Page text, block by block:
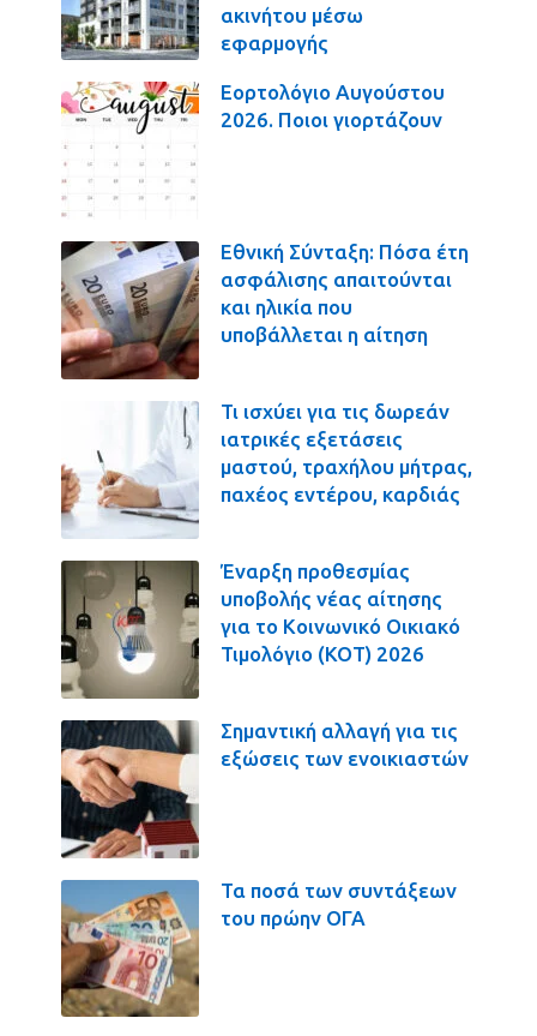
ακινήτου μέσω
εφαρμογής
Εορτολόγιο Αυγούστου
2026. Ποιοι γιορτάζουν
Εθνική Σύνταξη: Πόσα έτη
ασφάλισης απαιτούνται
και ηλικία που
υποβάλλεται η αίτηση
Τι ισχύει για τις δωρεάν
ιατρικές εξετάσεις
μαστού, τραχήλου μήτρας,
παχέος εντέρου, καρδιάς
Έναρξη προθεσμίας
υποβολής νέας αίτησης
για το Κοινωνικό Οικιακό
Τιμολόγιο (ΚΟΤ) 2026
Σημαντική αλλαγή για τις
εξώσεις των ενοικιαστών
Τα ποσά των συντάξεων
του πρώην ΟΓΑ